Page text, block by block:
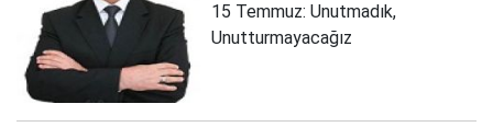
15 Temmuz: Unutmadık,
Unutturmayacağız